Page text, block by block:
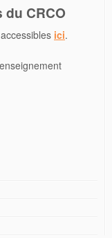
CRCO
ici.